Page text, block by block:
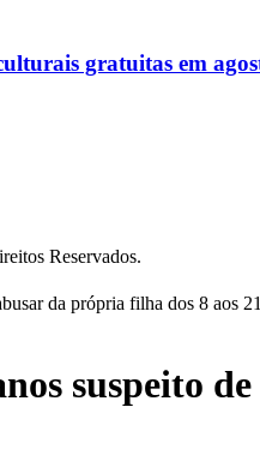
gratuitas em
Reservados.
da própria filha dos 8 aos
suspeito